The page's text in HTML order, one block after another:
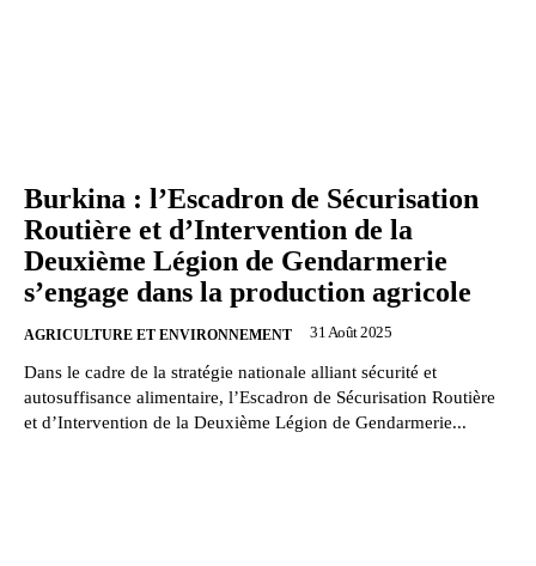
Burkina : l’Escadron de Sécurisation
Routière et d’Intervention de la
Deuxième Légion de Gendarmerie
s’engage dans la production agricole
AGRICULTURE ET ENVIRONNEMENT 31 Août 2025
Dans le cadre de la stratégie nationale alliant sécurité et
autosuffisance alimentaire, l’Escadron de Sécurisation Routière
et d’Intervention de la Deuxième Légion de Gendarmerie...